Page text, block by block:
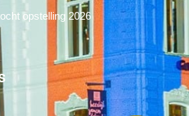
opstelling 2026